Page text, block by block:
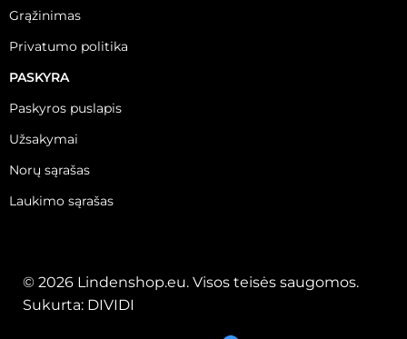
Grąžinimas
Privatumo politika
PASKYRA
Paskyros puslapis
Užsakymai
Norų sąrašas
Laukimo sąrašas
© 2026 Lindenshop.eu. Visos teisės saugomos.
Sukurta: DIVIDI